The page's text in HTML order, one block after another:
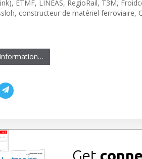
ETMF, LINEAS, RegioRail, T3M,
constructeur de matériel ferroviaire,